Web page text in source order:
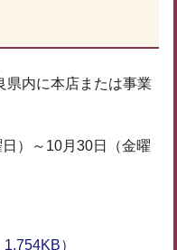
県内に本店または事業
）～10月30日（金曜
）